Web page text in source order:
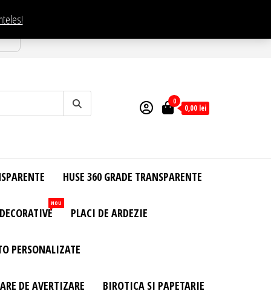
0
0,00 lei
HUSE 360 GRADE TRANSPARENTE
NOU
PLACI DE ARDEZIE
PERSONALIZATE
DE AVERTIZARE BIROTICA SI PAPETARIE